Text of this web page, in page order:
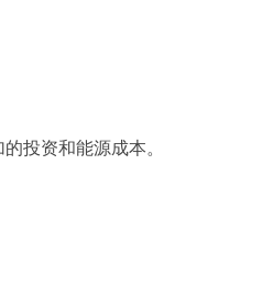
投资和能源成本。